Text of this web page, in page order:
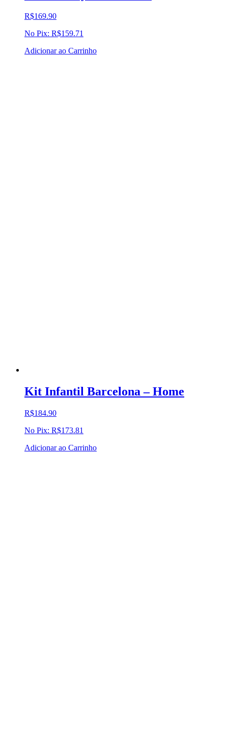
R$169.90
No Pix: R$159.71
Adicionar ao Carrinho
Kit Infantil Barcelona – Home
R$184.90
No Pix: R$173.81
Adicionar ao Carrinho